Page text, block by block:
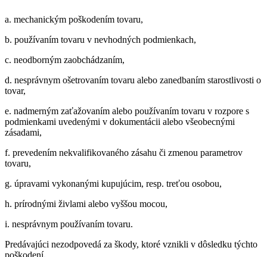
a. mechanickým poškodením tovaru,
b. používaním tovaru v nevhodných podmienkach,
c. neodborným zaobchádzaním,
d. nesprávnym ošetrovaním tovaru alebo zanedbaním starostlivosti o
tovar,
e. nadmerným zaťažovaním alebo používaním tovaru v rozpore s
podmienkami uvedenými v dokumentácii alebo všeobecnými
zásadami,
f. prevedením nekvalifikovaného zásahu či zmenou parametrov
tovaru,
g. úpravami vykonanými kupujúcim, resp. treťou osobou,
h. prírodnými živlami alebo vyššou mocou,
i. nesprávnym používaním tovaru.
Predávajúci nezodpovedá za škody, ktoré vznikli v dôsledku týchto
poškodení.